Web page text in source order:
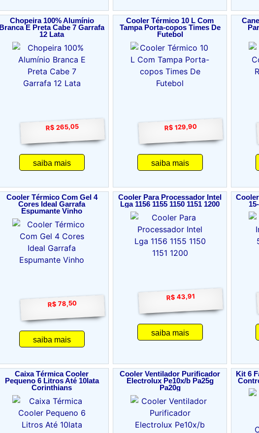
Chopeira 100% Alumínio
Branca E Preta Cabe 7 Garrafa
12 Lata
R$ 265,05
saiba mais
Cooler Térmico 10 L Com
Tampa Porta-copos Times De
Futebol
R$ 129,90
saiba mais
Cooler Térmico Com Gel 4
Cores Ideal Garrafa
Espumante Vinho
R$ 78,50
saiba mais
Cooler Para Processador Intel
Lga 1156 1155 1150 1151 1200
R$ 43,91
saiba mais
Caixa Térmica Cooler
Pequeno 6 Litros Até 10lata
Corinthians
Cooler Ventilador Purificador
Electrolux Pe10x/b Pa25g
Pa20g
Kit 6